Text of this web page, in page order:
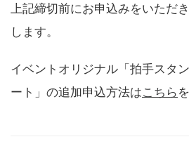
上記締切前にお申込みをいただ
します。
イベントオリジナル「拍手スタ
ート」の追加申込方法はこちら